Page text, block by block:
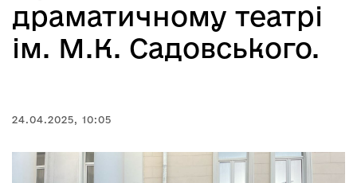
драматичному театрі
ім. М.К. Садовського.
24.04.2025, 10:05